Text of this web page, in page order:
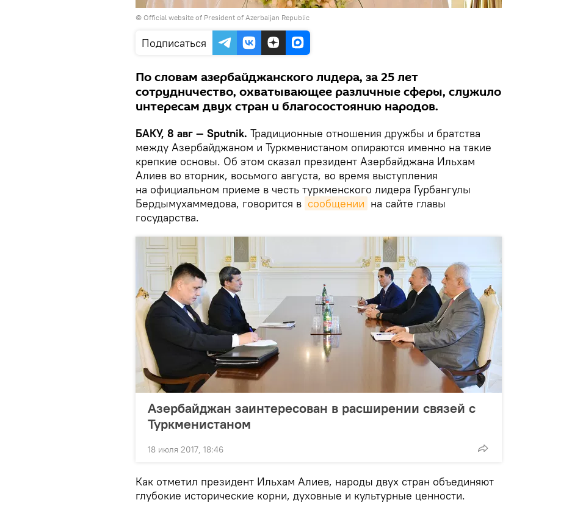
© Official website of President of Azerbaijan Republic
Подписаться
По словам азербайджанского лидера, за 25 лет
сотрудничество, охватывающее различные сферы, служило
интересам двух стран и благосостоянию народов.
БАКУ, 8 авг — Sputnik. Традиционные отношения дружбы и братства
между Азербайджаном и Туркменистаном опираются именно на такие
крепкие основы. Об этом сказал президент Азербайджана Ильхам
Алиев во вторник, восьмого августа, во время выступления
на официальном приеме в честь туркменского лидера Гурбангулы
Бердымухаммедова, говорится в сообщении на сайте главы
государства.
Азербайджан заинтересован в расширении связей с
Туркменистаном
18 июля 2017, 18:46
Как отметил президент Ильхам Алиев, народы двух стран объединяют
глубокие исторические корни, духовные и культурные ценности.